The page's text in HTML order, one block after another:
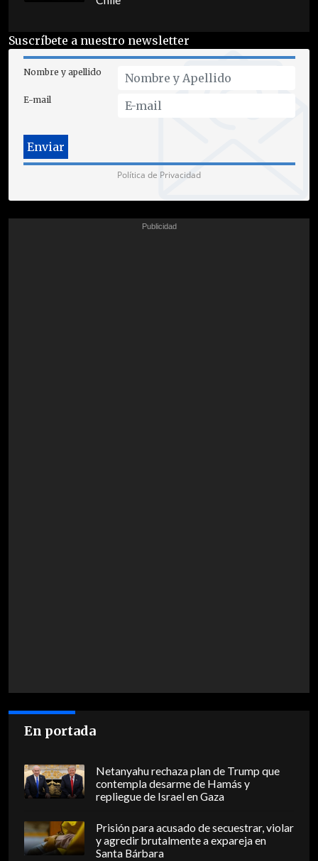
Suscríbete a nuestro newsletter
Nombre y apellido
E-mail
Política de Privacidad
En portada
Netanyahu rechaza plan de Trump que
contempla desarme de Hamás y
repliegue de Israel en Gaza
Prisión para acusado de secuestrar, violar
y agredir brutalmente a expareja en
Santa Bárbara